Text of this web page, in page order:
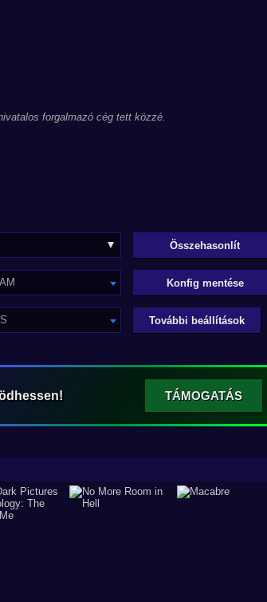
forgalmazó cég tett közzé.
Konfig mentése
További beállítások
TÁMOGATÁS